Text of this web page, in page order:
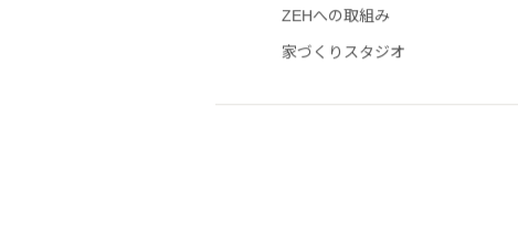
ZEHへの取組み
家づくりスタジオ